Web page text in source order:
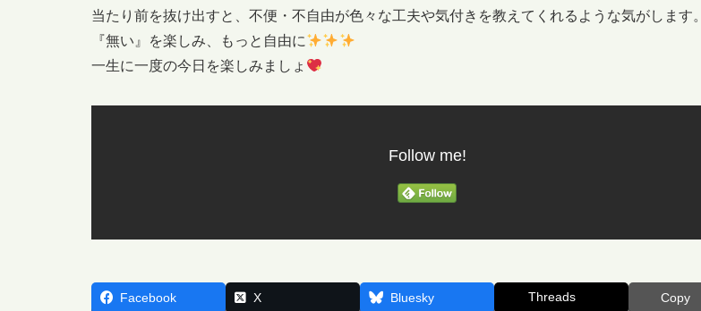
当たり前を抜け出すと、不便・不自由が色々な工夫や気付きを教えてくれるような気がします。
『無い』を楽しみ、もっと自由に
一生に一度の今日を楽しみましょ
Follow me!
Facebook X Bluesky Threads Copy